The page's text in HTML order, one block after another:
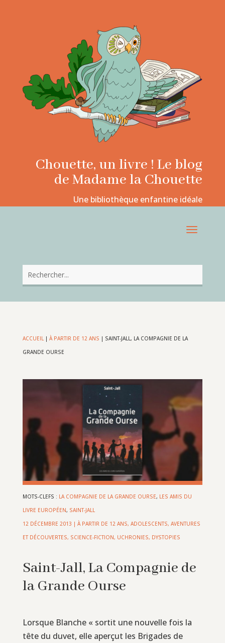
Chouette, un livre ! Le blog
de Madame la Chouette
Une bibliothèque enfantine idéale
ACCUEIL| À PARTIR DE 12 ANS | SAINT-JALL, LA COMPAGNIE DE LA
GRANDE OURSE
MOTS-CLEFS : LA COMPAGNIE DE LA GRANDE OURSE, LES AMIS DU
LIVRE EUROPÉEN, SAINT-JALL
12 DÉCEMBRE 2013 | À PARTIR DE 12 ANS, ADOLESCENTS, AVENTURES
ET DÉCOUVERTES, SCIENCE-FICTION, UCHRONIES, DYSTOPIES
Saint-Jall, La Compagnie de
la Grande Ourse
Lorsque Blanche « sortit une nouvelle fois la
tête du duvet, elle aperçut les Brigades de